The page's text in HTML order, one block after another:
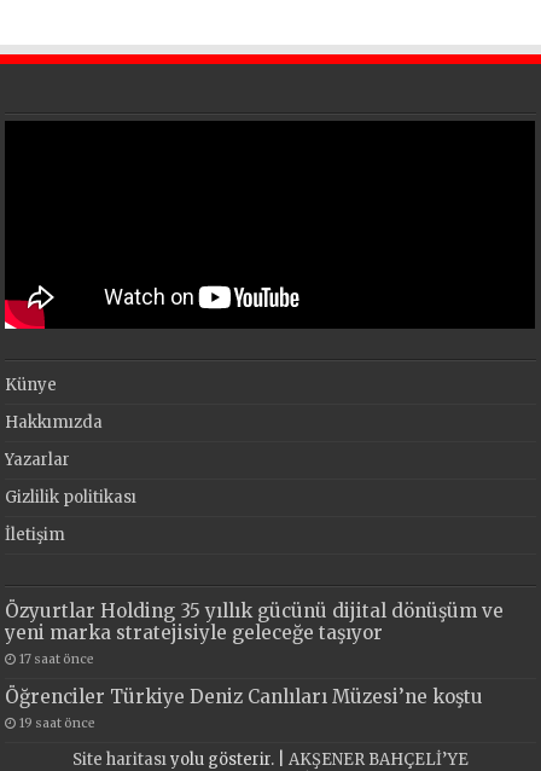
Künye
Hakkımızda
Yazarlar
Gizlilik politikası
İletişim
Özyurtlar Holding 35 yıllık gücünü dijital dönüşüm ve
yeni marka stratejisiyle geleceğe taşıyor
17 saat önce
Öğrenciler Türkiye Deniz Canlıları Müzesi’ne koştu
19 saat önce
Site haritasıyolu gösterir. | AKŞENER BAHÇELİ’YE